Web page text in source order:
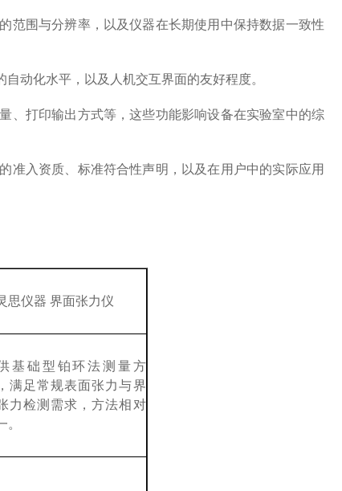
范围与分辨率，以及仪器在长期使用中保持数据一致性
动化水平，以及人机交互界面的友好程度。
、打印输出方式等，这些功能影响设备在实验室中的综
准入资质、标准符合性声明，以及在用户中的实际应用
思仪器 界面张力仪
基础型铂环法测量方
满足常规表面张力与界
力检测需求，方法相对
。